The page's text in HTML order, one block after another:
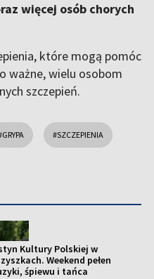
więcej osób chorych
które mogą pomóc
ważne, wielu osobom
szczepień.
#SZCZEPIENIA
Kultury Polskiej w
Weekend pełen
śpiewu i tańca